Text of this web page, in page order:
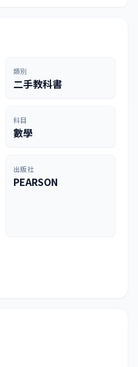
類別
二手教科書
科目
數學
出版社
PEARSON